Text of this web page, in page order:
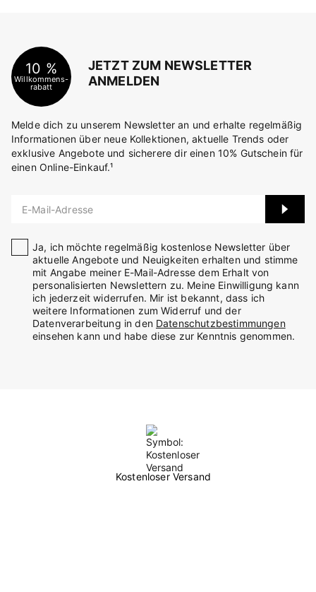
10 %
Willkommens-
rabatt
JETZT ZUM NEWSLETTER
ANMELDEN
Melde dich zu unserem Newsletter an und erhalte regelmäßig
Informationen über neue Kollektionen, aktuelle Trends oder
exklusive Angebote und sicherere dir einen 10% Gutschein für
einen Online-Einkauf.¹
E-Mail-Adresse
Ja, ich möchte regelmäßig kostenlose Newsletter über
aktuelle Angebote und Neuigkeiten erhalten und stimme
mit Angabe meiner E-Mail-Adresse dem Erhalt von
personalisierten Newslettern zu. Meine Einwilligung kann
ich jederzeit widerrufen. Mir ist bekannt, dass ich
weitere Informationen zum Widerruf und der
Datenverarbeitung in den Datenschutzbestimmungen
einsehen kann und habe diese zur Kenntnis genommen.
Kostenloser Versand